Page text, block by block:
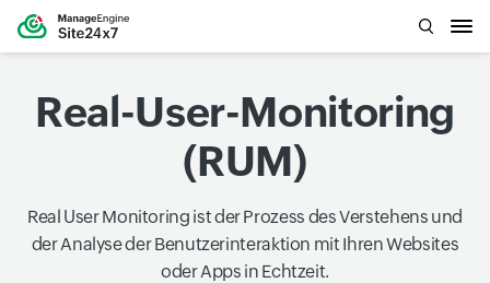
Real-User-Monitoring
(RUM)
Real User Monitoring ist der Prozess des Verstehens und
der Analyse der Benutzerinteraktion mit Ihren Websites
oder Apps in Echtzeit.